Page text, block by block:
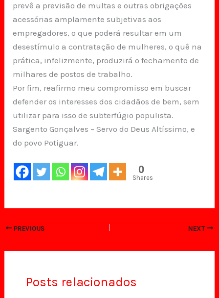
prevê a previsão de multas e outras obrigações
acessórias amplamente subjetivas aos
empregadores, o que poderá resultar em um
desestímulo a contratação de mulheres, o quê na
prática, infelizmente, produzirá o fechamento de
milhares de postos de trabalho.
Por fim, reafirmo meu compromisso em buscar
defender os interesses dos cidadãos de bem, sem
utilizar para isso de subterfúgio populista.
Sargento Gonçalves – Servo do Deus Altíssimo, e
do povo Potiguar.
0
Shares
PREVIOUS NEXT
Posts relacionados